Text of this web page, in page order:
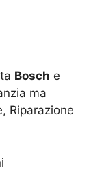
Bosch e
ma
Riparazione